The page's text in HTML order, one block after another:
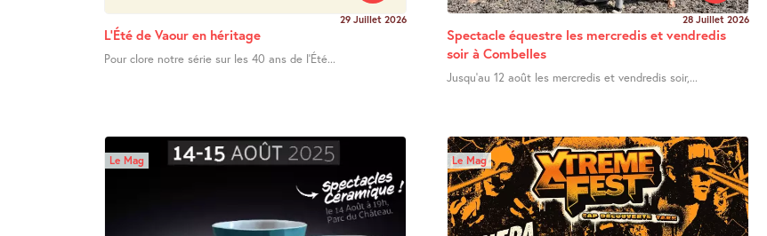
29 Juillet 2026
L’Été de Vaour en héritage
Pour clore notre série sur les 40 ans de l’Été...
28 Juillet 2026
Spectacle équestre les mercredis et vendredis
soir à Combelles
Jusqu’au 12 août les mercredis et vendredis soir,...
Le Mag Le Mag